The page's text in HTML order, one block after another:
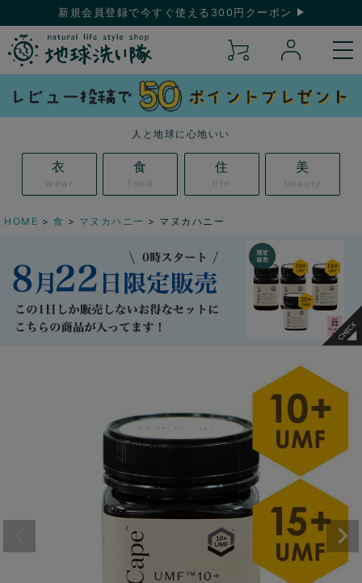
新規会員登録で今すぐ使える300円クーポン
人と地球に心地いい
衣
wear
食
food
住
life
美
beauty
HOME 食 マヌカハニー マヌカハニー